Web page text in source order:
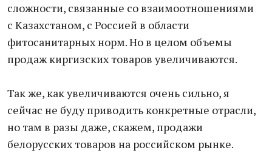
сложности, связанные со взаимоотношениями
с Казахстаном, с Россией в области
фитосанитарных норм. Но в целом объемы
продаж киргизских товаров увеличиваются.
Так же, как увеличиваются очень сильно, я
сейчас не буду приводить конкретные отрасли,
но там в разы даже, скажем, продажи
белорусских товаров на российском рынке.